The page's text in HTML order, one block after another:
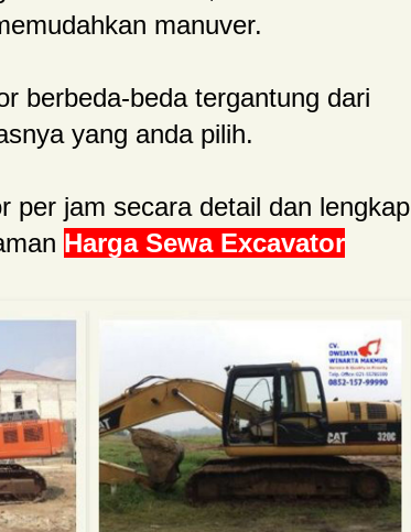
manuver.
berbeda-beda tergantung dari
yang anda pilih.
per jam secara detail dan lengkap
Harga Sewa Excavator